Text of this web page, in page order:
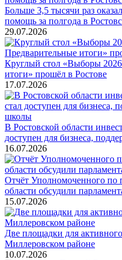
Больше 3,5 тысячи раз
помощь за полгода в
29.07.2026
Круглый стол «Выборы
итоги» прошёл в Ростове
17.07.2026
В Ростовской области
доступен для бизнеса,
16.07.2026
Отчёт Уполномоченного по
области обсудили
15.07.2026
Две площадки для
Миллеровском районе
10.07.2026